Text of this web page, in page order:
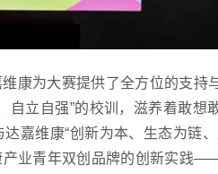
康为大赛提供了全方位的支持
自立自强”的校训，滋养着敢想
嘉维康“创新为本、生态为链
业青年双创品牌的创新实践